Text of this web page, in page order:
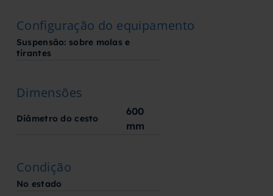
Configuração do equipamento
Suspensão: sobre molas e
tirantes
Dimensões
Diâmetro do cesto
600
mm
Condição
No estado